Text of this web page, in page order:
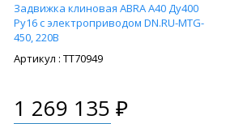
Задвижка клиновая ABRA A40 Ду400
Ру16 с электроприводом DN.RU-MTG-
450, 220В
: ТТ70949
1 269 135 ₽